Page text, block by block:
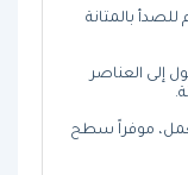
بالمتانة
إلى العناصر
موفراً سطح